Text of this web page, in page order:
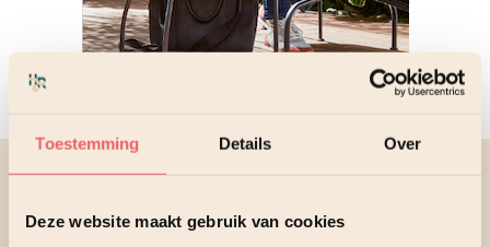
Toestemming Details Over
Deze website maakt gebruik van cookies
investeren